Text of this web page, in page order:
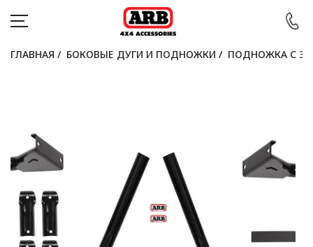
АВТОМОБИЛИ
АКЦИИ
БЛОГ
ПОКУПАТЕЛЯМ
ГЛАВНАЯ / БОКОВЫЕ ДУГИ И ПОДНОЖКИ / ПОДНОЖКА С